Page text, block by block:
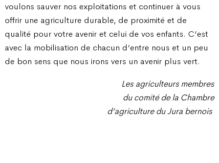
voulons sauver nos exploitations et continuer à vous
offrir une agriculture durable, de proximité et de
qualité pour votre avenir et celui de vos enfants. C’est
avec la mobilisation de chacun d’entre nous et un peu
de bon sens que nous irons vers un avenir plus vert.
Les agriculteurs membres
du comité de la Chambre
d’agriculture du Jura bernois